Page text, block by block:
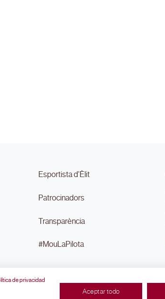
de privacidad
Aceptar todo
Esportista d'Èlit
Patrocinadors
Transparència
#MouLaPilota